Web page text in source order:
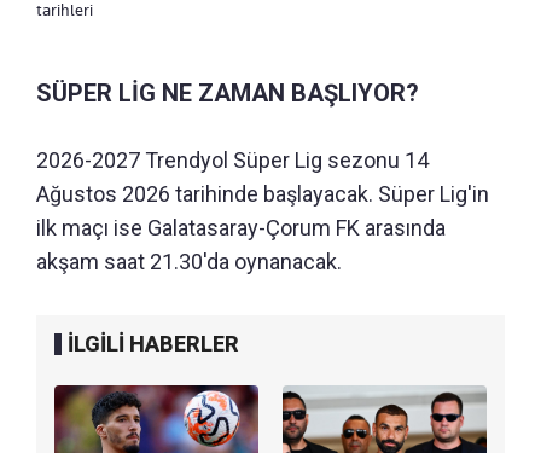
tarihleri
SÜPER LİG NE ZAMAN BAŞLIYOR?
2026-2027 Trendyol Süper Lig sezonu 14
Ağustos 2026 tarihinde başlayacak. Süper Lig'in
ilk maçı ise Galatasaray-Çorum FK arasında
akşam saat 21.30'da oynanacak.
İLGİLİ HABERLER